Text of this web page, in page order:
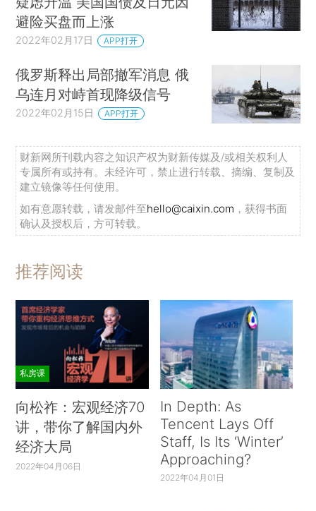
避险买盘而上涨
2022年02月17日 APP打开
俄罗斯释出局部撤军消息 俄
乌连月对峙首现降级信号
2022年02月15日 APP打开
财新网所刊载内容之知识产权为财新传媒及/或相关权利人
专属所有或持有。未经许可，禁止进行转载、摘编、复制及
建立镜像等任何使用。
如有意愿转载，请发邮件至hello@caixin.com ，获得书面
确认及授权后，方可转载。
推荐阅读
私房课
向松祚：宏观经济70
讲，带你了解国内外
经济大局
2022年04月06日
In Depth: As
Tencent Lays Off
Staff, Is Its ‘Winter’
Approaching?
2022年04月01日